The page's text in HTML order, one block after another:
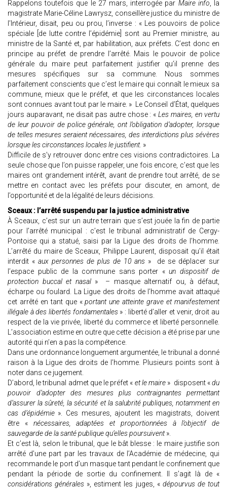
Rappelons toutefois que le 27 mars, interrogée par Maire info, la
magistrate Marie-Céline Lawrysz, conseillère justice du ministre de
l’Intérieur, disait, peu ou prou, l’inverse : « Les pouvoirs de police
spéciale [de lutte contre l’épidémie] sont au Premier ministre, au
ministre de la Santé et, par habilitation, aux préfets. C’est donc en
principe au préfet de prendre l’arrêté. Mais le pouvoir de police
générale du maire peut parfaitement justifier qu’il prenne des
mesures spécifiques sur sa commune. Nous sommes
parfaitement conscients que c’est le maire qui connaît le mieux sa
commune, mieux que le préfet, et que les circonstances locales
sont connues avant tout par le maire. » Le Conseil d’État, quelques
jours auparavant, ne disait pas autre chose : «Les maires, en vertu
de leur pouvoir de police générale, ont l’obligation d’adopter, lorsque
de telles mesures seraient nécessaires, des interdictions plus sévères
lorsque les circonstances locales le justifient. »
Difficile de s’y retrouver donc entre ces visions contradictoires. La
seule chose que l’on puisse rappeler, une fois encore, c’est que les
maires ont grandement intérêt, avant de prendre tout arrêté, de se
mettre en contact avec les préfets pour discuter, en amont, de
l’opportunité et de la légalité de leurs décisions.
Sceaux : l’arrêté suspendu par la justice administrative
À Sceaux, c’est sur un autre terrain que s’est jouée la fin de partie
pour l’arrêté municipal : c’est le tribunal administratif de Cergy-
Pontoise qui a statué, saisi par la Ligue des droits de l’homme.
L’arrêté du maire de Sceaux, Philippe Laurent, disposait qu’il était
interdit « aux personnes de plus de 10 ans » de se déplacer sur
l’espace public de la commune sans porter « un dispositif de
protection buccal et nasal » – masque alternatif ou, à défaut,
écharpe ou foulard. La Ligue des droits de l’homme avait attaqué
cet arrêté en tant que «portant une atteinte grave et manifestement
illégale à des libertés fondamentales » : liberté d’aller et venir, droit au
respect de la vie privée, liberté du commerce et liberté personnelle.
L’association estime en outre que cette décision a été prise par une
autorité qui n’en a pas la compétence.
Dans une ordonnance longuement argumentée, le tribunal a donné
raison à la Ligue des droits de l’homme. Plusieurs points sont à
noter dans ce jugement.
D’abord, le tribunal admet que le préfet « et le maire » disposent «du
pouvoir d’adopter des mesures plus contraignantes permettant
d’assurer la sûreté, la sécurité et la salubrité publiques, notamment en
cas d’épidémie ». Ces mesures, ajoutent les magistrats, doivent
être « nécessaires, adaptées et proportionnées à l’objectif de
sauvegarde de la santé publique qu’elles poursuivent».
Et c’est là, selon le tribunal, que le bât blesse : le maire justifie son
arrêté d’une part par les travaux de l’Académie de médecine, qui
recommande le port d’un masque tant pendant le confinement que
pendant la période de sortie du confinement. Il s’agit là de «
considérations générales », estiment les juges, «dépourvus de tout